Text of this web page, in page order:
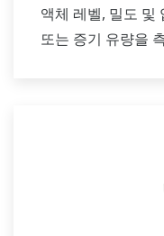
액체 레벨, 밀도 및
또는 증기 유량을